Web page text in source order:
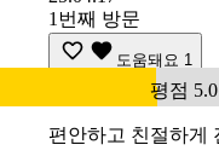
1번째 방문
도움돼요 1
평점
편안하고 친절하게